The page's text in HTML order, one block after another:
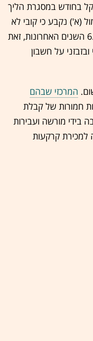
לשלם 30 אלף שקל בחודש במסגרת הליך
(א') נקבע כי קובי לא
שילם שקל לקופת הנשייה במשך 6.5 השנים האחרונות, זאת
על חשבון
המרכזי שבהם
חמורות של קבלת
בידי מורשה ועבירות
למכירת קרקעות